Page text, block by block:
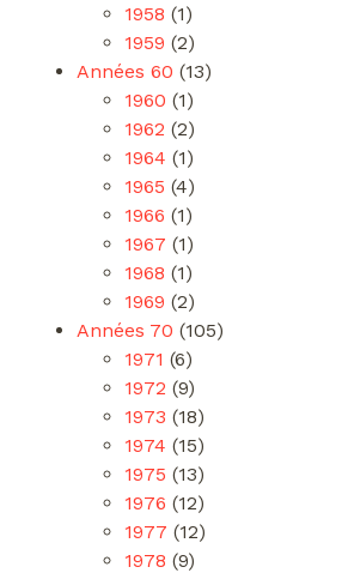
1958 (1)
1959 (2)
Années 60 (13)
1960 (1)
1962 (2)
1964 (1)
1965 (4)
1966 (1)
1967 (1)
1968 (1)
1969 (2)
Années 70 (105)
1971 (6)
1972 (9)
1973 (18)
1974 (15)
1975 (13)
1976 (12)
1977 (12)
1978 (9)